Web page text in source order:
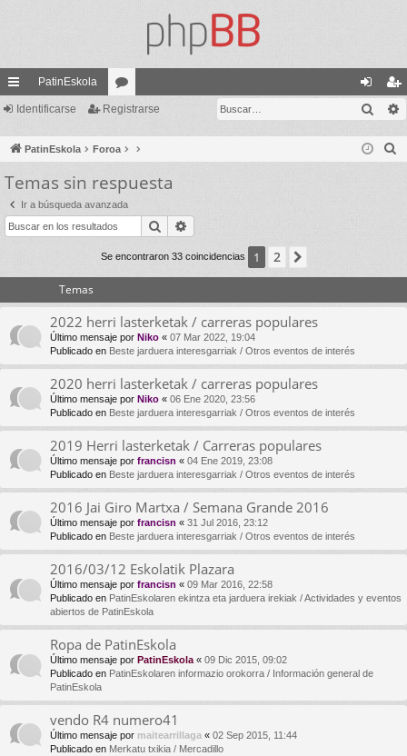
nl
ac
es
rá
pi
PatinEskola
or
os
de
nti
fic
eg
ist
ra
Identificarse Registrarse
PatinEskola Foroa
Temas sin respuesta
Ir a búsqueda avanzada
Buscar
Se encontraron 33 coincidencias 1 2
Temas
2022 herri lasterketak / carreras populares
Último mensaje por Niko « 07 Mar 2022, 19:04
Publicado en Beste jarduera interesgarriak / Otros eventos de interés
2020 herri lasterketak / carreras populares
Último mensaje por Niko « 06 Ene 2020, 23:56
Publicado en Beste jarduera interesgarriak / Otros eventos de interés
2019 Herri lasterketak / Carreras populares
Último mensaje por francisn « 04 Ene 2019, 23:08
Publicado en Beste jarduera interesgarriak / Otros eventos de interés
2016 Jai Giro Martxa / Semana Grande 2016
Último mensaje por francisn « 31 Jul 2016, 23:12
Publicado en Beste jarduera interesgarriak / Otros eventos de interés
2016/03/12 Eskolatik Plazara
Último mensaje por francisn « 09 Mar 2016, 22:58
Publicado en PatinEskolaren ekintza eta jarduera irekiak / Actividades y eventos
abiertos de PatinEskola
Ropa de PatinEskola
Último mensaje por PatinEskola « 09 Dic 2015, 09:02
Publicado en PatinEskolaren informazio orokorra / Información general de
PatinEskola
vendo R4 numero41
Último mensaje por maitearrillaga « 02 Sep 2015, 11:44
Publicado en Merkatu txikia / Mercadillo